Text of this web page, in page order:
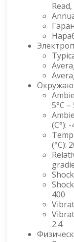
5°C –
(C°):
(°C):
400
2.4